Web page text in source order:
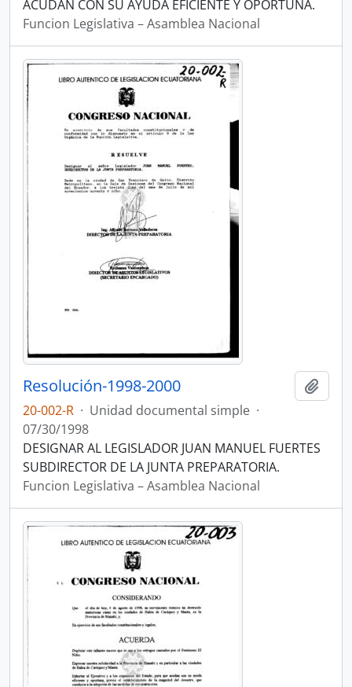
ACUDAN CON SU AYUDA EFICIENTE Y OPORTUNA.
Funcion Legislativa – Asamblea Nacional
Resolución-1998-2000
20-002-R · Unidad documental simple ·
07/30/1998
DESIGNAR AL LEGISLADOR JUAN MANUEL FUERTES
SUBDIRECTOR DE LA JUNTA PREPARATORIA.
Funcion Legislativa – Asamblea Nacional